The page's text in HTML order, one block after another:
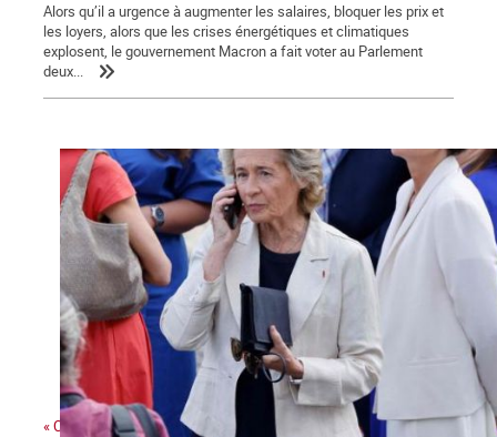
Alors qu’il a urgence à augmenter les salaires, bloquer les prix et
les loyers, alors que les crises énergétiques et climatiques
explosent, le gouvernement Macron a fait voter au Parlement
deux...
« Ces gens-là »